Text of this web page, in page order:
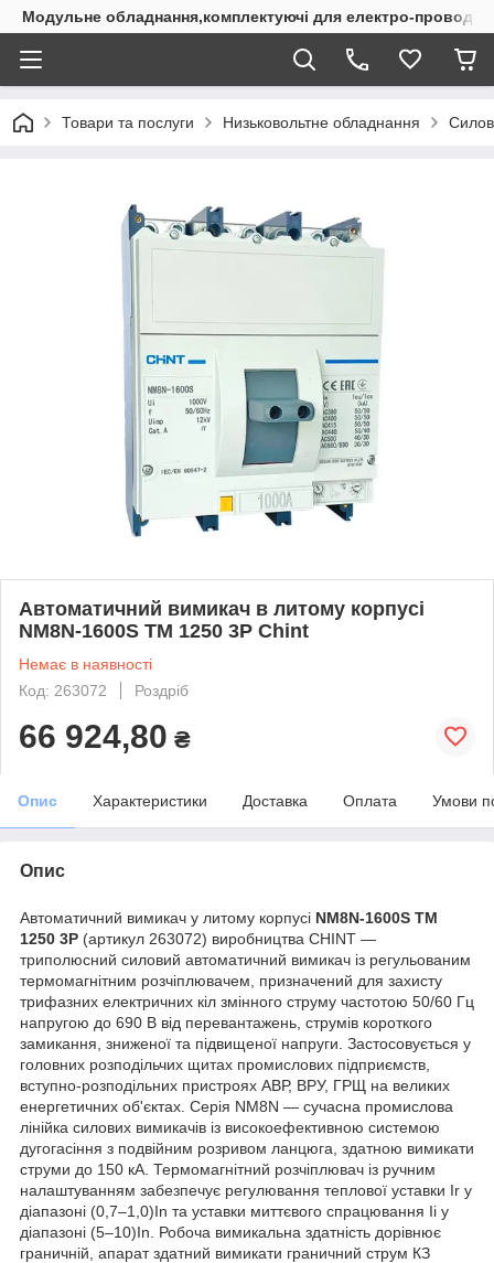
Модульне обладнання,комплектуючі для електро-проводки
Товари та послуги Низьковольтне обладнання
Автоматичний вимикач в литому корпусі
NM8N-1600S TM 1250 3P Chint
Немає в наявності
Код: 263072
Роздріб
66 924,80 ₴
Опис Характеристики Доставка Оплата Умови
Опис
Автоматичний вимикач у литому корпусі NM8N-1600S TM
1250 3P (артикул 263072) виробництва CHINT —
триполюсний силовий автоматичний вимикач із регульованим
термомагнітним розчіплювачем, призначений для захисту
трифазних електричних кіл змінного струму частотою 50/60 Гц
напругою до 690 В від перевантажень, струмів короткого
замикання, зниженої та підвищеної напруги. Застосовується у
головних розподільчих щитах промислових підприємств,
вступно-розподільних пристроях АВР, ВРУ, ГРЩ на великих
енергетичних об'єктах. Серія NM8N — сучасна промислова
лінійка силових вимикачів із високоефективною системою
дугогасіння з подвійним розривом ланцюга, здатною вимикати
струми до 150 кА. Термомагнітний розчіплювач із ручним
налаштуванням забезпечує регулювання теплової уставки Ir у
діапазоні (0,7–1,0)In та уставки миттєвого спрацювання Ii у
діапазоні (5–10)In. Робоча вимикальна здатність дорівнює
граничній, апарат здатний вимикати граничний струм КЗ